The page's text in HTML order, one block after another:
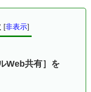
[非表示]
Web共有］を